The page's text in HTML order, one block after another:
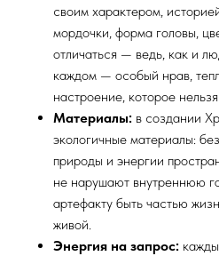
своим характером,
мордочки, форма головы,
отличаться — ведь, как и
каждом — особый нрав,
настроение, которое
Материалы: в создании
экологичные материалы:
природы и энергии
не нарушают внутреннюю
артефакту быть частью
живой.
Энергия на запрос: